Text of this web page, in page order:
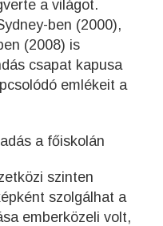
a világot.
ben (2000),
(2008) is
csapat kapusa
emlékeit a
szinten
szolgálhat a
emberközeli volt,